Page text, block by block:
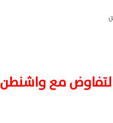
التفاوض مع واشنطن